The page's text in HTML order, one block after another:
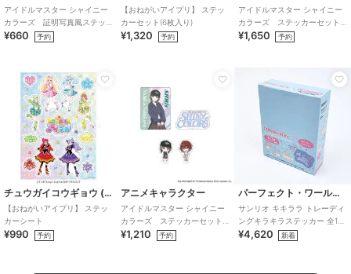
アイドルマスター シャイニー
カラーズ 証明写真風ステッ
カー (鈴木羽那)
¥660 予約
【おねがいアイプリ】 ステッ
カーセット(6枚入り)
¥1,320 予約
アイドルマスター シャイニー
カラーズ ステッカーセット
(283プロ ノクチル)
¥1,650 予約
チュウガイコウギョウ (Chugai Mining)
【おねがいアイプリ】 ステッ
カーシート
¥990 予約
アニメキャラクター
アイドルマスター シャイニー
カラーズ ステッカーセット
(283プロ シーズ)
¥1,210 予約
パーフェクト・ワールド・トーキョー
サンリオ キキララ トレーディ
ングキラキラステッカー 全12
種 コンプリートBOX Sanrio
¥4,620 新着